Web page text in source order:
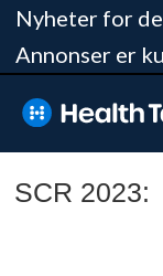
Nyheter for
Annonser er
SCR 2023: